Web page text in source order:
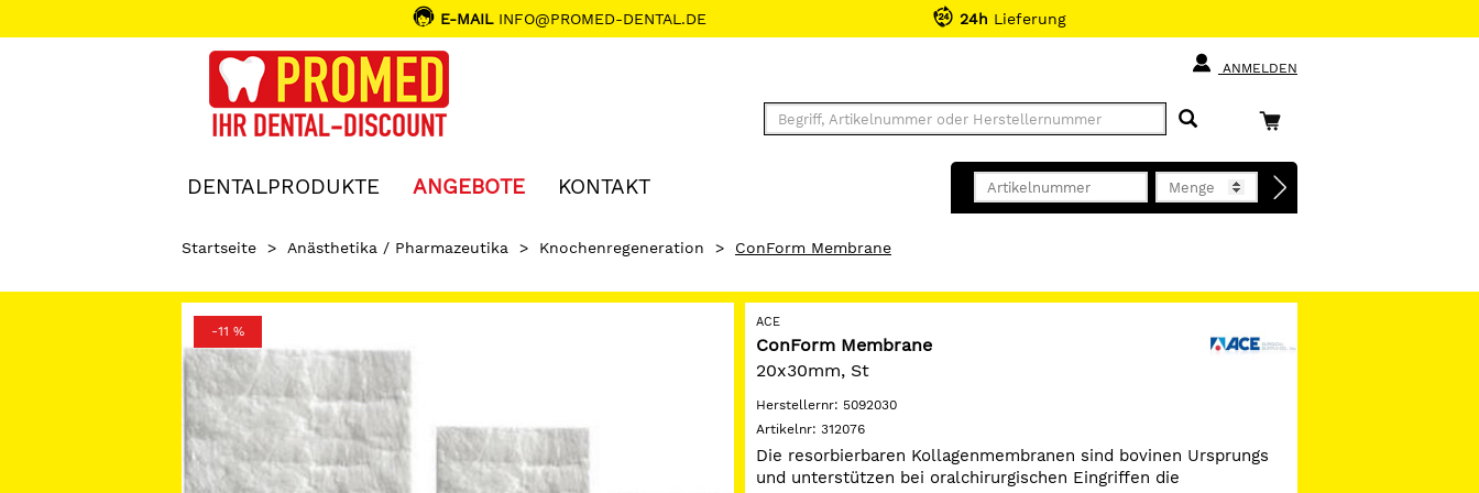
E-MAILINFO@PROMED-DENTAL.DE 24h Lieferung
ANMELDEN
DENTALPRODUKTE ANGEBOTE KONTAKT
Startseite > Anästhetika / Pharmazeutika > Knochenregeneration > ConForm Membrane
-11 %
ACE
ConForm Membrane
20x30mm, St
Herstellernr: 5092030
Artikelnr: 312076
Die resorbierbaren Kollagenmembranen sind bovinen Ursprungs
und unterstützen bei oralchirurgischen Eingriffen die